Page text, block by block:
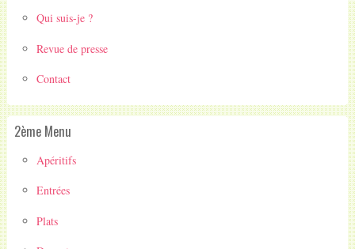
Qui suis-je ?
Revue de presse
Contact
2ème Menu
Apéritifs
Entrées
Plats